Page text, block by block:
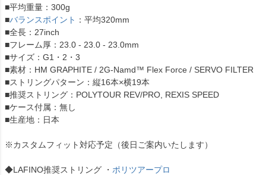
■平均重量：300g
■バランスポイント ：平均320mm
■全長：27inch
■フレーム厚：23.0 - 23.0 - 23.0mm
■サイズ：G1・2・3
■素材：HM GRAPHITE / 2G-Namd™ Flex Force / SERVO FILTER
■ストリングパターン：縦16本×横19本
■推奨ストリング：POLYTOUR REV/PRO, REXIS SPEED
■ケース付属：無し
■生産地：日本
※カスタムフィット対応予定（後日ご案内いたします）
◆LAFINO推奨ストリング ・ ポリツアープロ